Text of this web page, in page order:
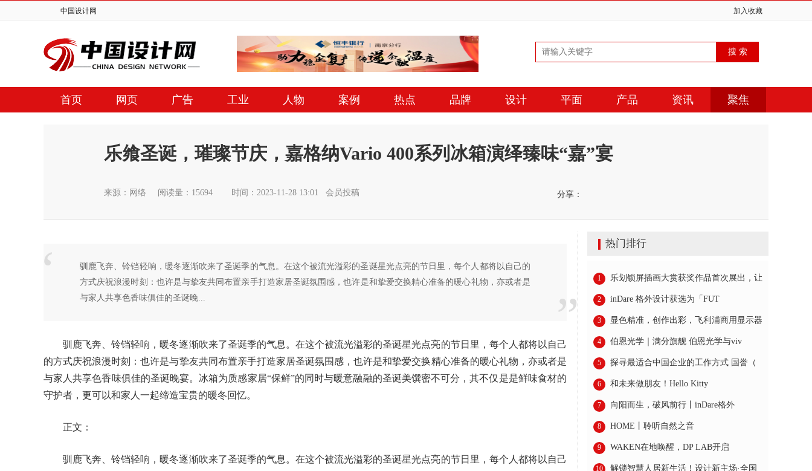
中国设计网 加入收藏
首页 网页 广告 工业 人物 案例 热点 品牌 设计 平面 产品 资讯 聚焦
乐飨圣诞，璀璨节庆，嘉格纳Vario 400系列冰箱演绎臻味“嘉”宴
来源：网络 阅读量：15694 时间：2023-11-28 13:01 会员投稿 分享：
驯鹿飞奔、铃铛轻响，暖冬逐渐吹来了圣诞季的气息。在这个被流光溢彩的圣诞星光点亮的节日里，每个人都将以自己的
方式庆祝浪漫时刻：也许是与挚友共同布置亲手打造家居圣诞氛围感，也许是和挚爱交换精心准备的暖心礼物，亦或者是
与家人共享色香味俱佳的圣诞晚...
驯鹿飞奔、铃铛轻响，暖冬逐渐吹来了圣诞季的气息。在这个被流光溢彩的圣诞星光点亮的节日里，每个人都将以自己
的方式庆祝浪漫时刻：也许是与挚友共同布置亲手打造家居圣诞氛围感，也许是和挚爱交换精心准备的暖心礼物，亦或者是
与家人共享色香味俱佳的圣诞晚宴。冰箱为质感家居“保鲜”的同时与暖意融融的圣诞美馔密不可分，其不仅是是鲜味食材的
守护者，更可以和家人一起缔造宝贵的暖冬回忆。
正文：
驯鹿飞奔、铃铛轻响，暖冬逐渐吹来了圣诞季的气息。在这个被流光溢彩的圣诞星光点亮的节日里，每个人都将以自己
热门排行
1 乐划锁屏插画大赏获奖作品首次展出，让
2 inDare 格外设计获选为「FUT
3 显色精准，创作出彩，飞利浦商用显示器
4 伯恩光学｜满分旗舰 伯恩光学与viv
5 探寻最适合中国企业的工作方式 国誉（
6 和未来做朋友！Hello Kitty
7 向阳而生，破风前行丨inDare格外
8 HOME丨聆听自然之音
9 WAKEN在地唤醒，DP LAB开启
10 解锁智慧人居新生活！设计新主场·全国